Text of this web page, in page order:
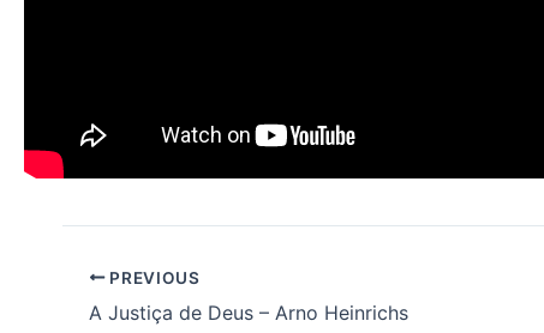
PREVIOUS
A Justiça de Deus – Arno Heinrichs